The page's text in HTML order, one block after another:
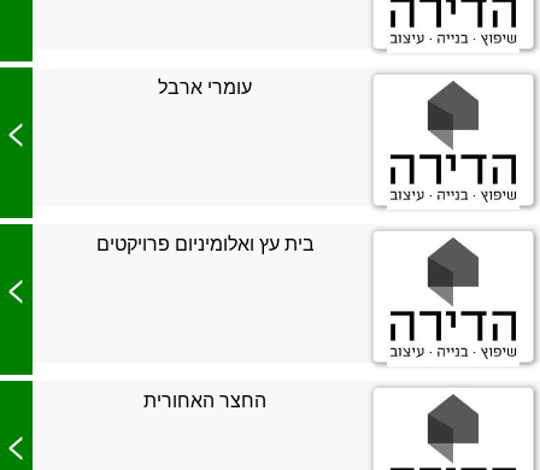
עומרי ארבל
>
בית עץ ואלומיניום פרויקטים
>
החצר האחורית
>